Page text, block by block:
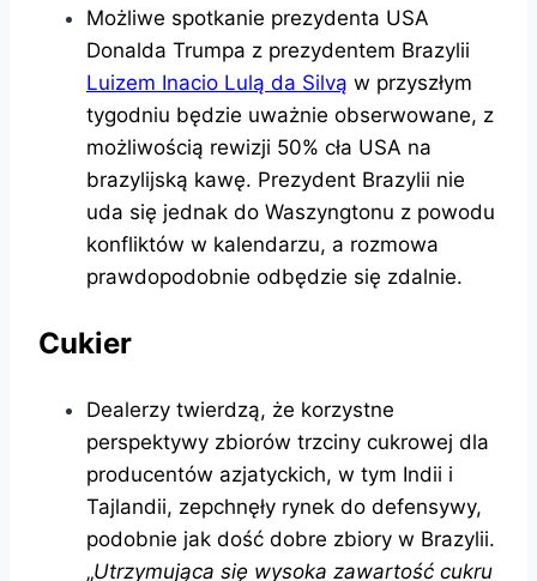
Możliwe spotkanie prezydenta USA
Donalda Trumpa z prezydentem Brazylii
Luizem Inacio Lulą da Silvą w przyszłym
tygodniu będzie uważnie obserwowane, z
możliwością rewizji 50% cła USA na
brazylijską kawę. Prezydent Brazylii nie
uda się jednak do Waszyngtonu z powodu
konfliktów w kalendarzu, a rozmowa
prawdopodobnie odbędzie się zdalnie.
Cukier
Dealerzy twierdzą, że korzystne
perspektywy zbiorów trzciny cukrowej dla
producentów azjatyckich, w tym Indii i
Tajlandii, zepchnęły rynek do defensywy,
podobnie jak dość dobre zbiory w Brazylii.
„Utrzymująca się wysoka zawartość cukru